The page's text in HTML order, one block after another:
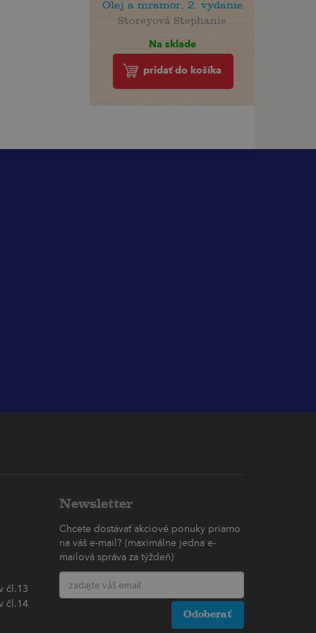
Olej a mramor, 2. vydanie
Storeyová Stephanie
Na sklade
pridať do košíka
čl.13
čl.14
Newsletter
Chcete dostávať akciové ponuky priamo
na váš e-mail? (maximálne jedna e-
mailová správa za týždeň)
Odoberať